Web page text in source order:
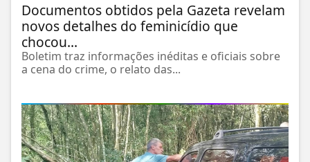
Documentos obtidos pela Gazeta revelam
novos detalhes do feminicídio que
chocou...
Boletim traz informações inéditas e oficiais sobre
a cena do crime, o relato das...